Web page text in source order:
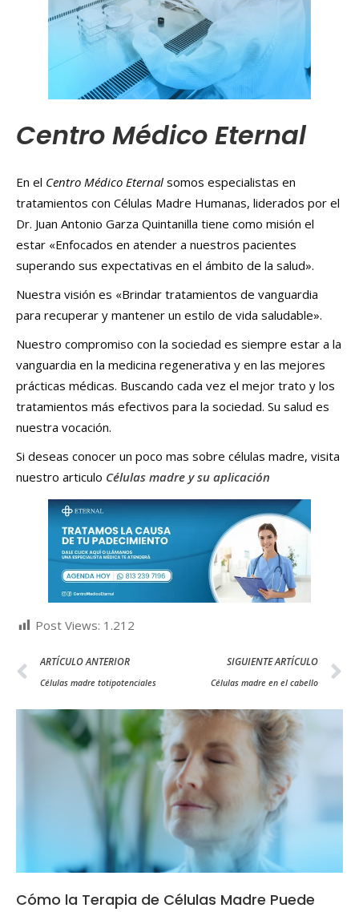
Centro Médico Eternal
En el Centro Médico Eternal somos especialistas en
tratamientos con Células Madre Humanas, liderados por el
Dr. Juan Antonio Garza Quintanilla tiene como misión el
estar «Enfocados en atender a nuestros pacientes
superando sus expectativas en el ámbito de la salud».
Nuestra visión es «Brindar tratamientos de vanguardia
para recuperar y mantener un estilo de vida saludable».
Nuestro compromiso con la sociedad es siempre estar a la
vanguardia en la medicina regenerativa y en las mejores
prácticas médicas. Buscando cada vez el mejor trato y los
tratamientos más efectivos para la sociedad. Su salud es
nuestra vocación.
Si deseas conocer un poco mas sobre células madre, visita
nuestro articulo Células madre y su aplicación
Post Views: 1.212
ARTÍCULO ANTERIOR
Células madre totipotenciales
SIGUIENTE ARTÍCULO
Células madre en el cabello
Cómo la Terapia de Células Madre Puede